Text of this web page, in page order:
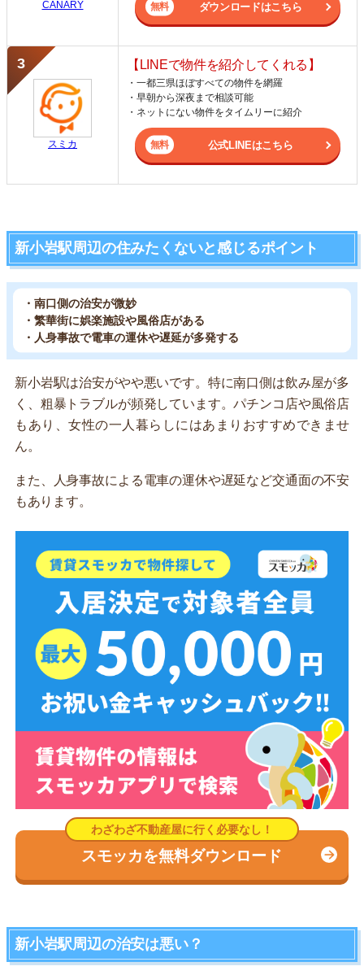
CANARY ダウンロードはこちら
スミカ
【LINEで物件を紹介してくれる】
・一都三県ほぼすべての物件を網羅
・早朝から深夜まで相談可能
・ネットにない物件をタイムリーに紹介
公式LINEはこちら
新小岩駅周辺の住みたくないと感じるポイント
・南口側の治安が微妙
・繁華街に娯楽施設や風俗店がある
・人身事故で電車の運休や遅延が多発する
新小岩駅は治安がやや悪いです。特に南口側は飲み屋が多
く、粗暴トラブルが頻発しています。パチンコ店や風俗店
もあり、女性の一人暮らしにはあまりおすすめできませ
ん。
また、人身事故による電車の運休や遅延など交通面の不安
もあります。
スモッカを無料ダウンロード
新小岩駅周辺の治安は悪い？